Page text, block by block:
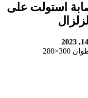
استولت على